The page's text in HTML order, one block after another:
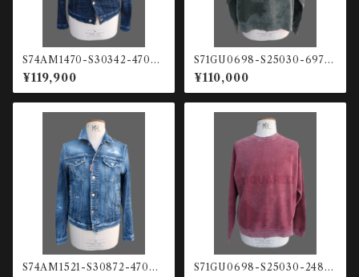
S74AM1470-S30342-470
デニムジャケット
¥119,900
S71GU0698-S25030-697
ガーメントダイ スウェットシャツ
¥110,000
S74AM1521-S30872-470
S71GU0698-S25030-248